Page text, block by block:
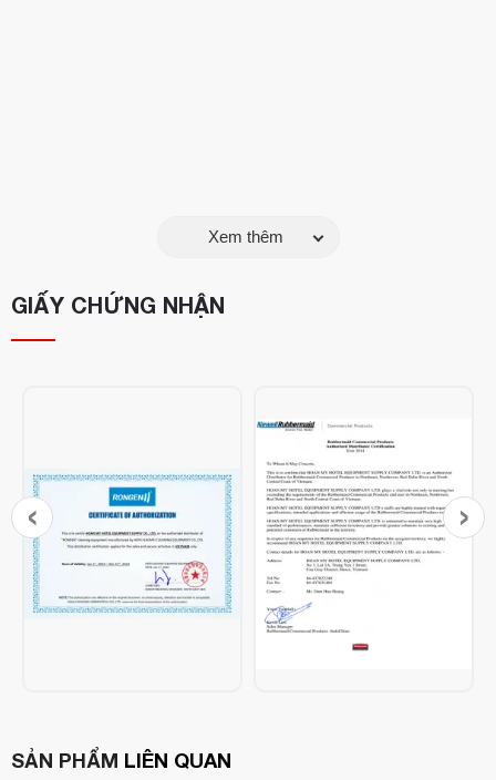
Công dụng vượt trội của BLACK OFF:
Tẩy sạch vết bẩn cứng đầu:
Loại bỏ các vết dầu mỡ
cháy khét, vết đen do carbon hóa hiệu quả cao.
Thích hợp cho nhiều dụng cụ bếp:
vỉ nướng, nồi xoong, chảo gang, thiết bị inox trong bếp ăn
chứa phosphate,
Xem thêm
GIẤY CHỨNG NHẬN
‹ ›
SẢN PHẨM LIÊN QUAN